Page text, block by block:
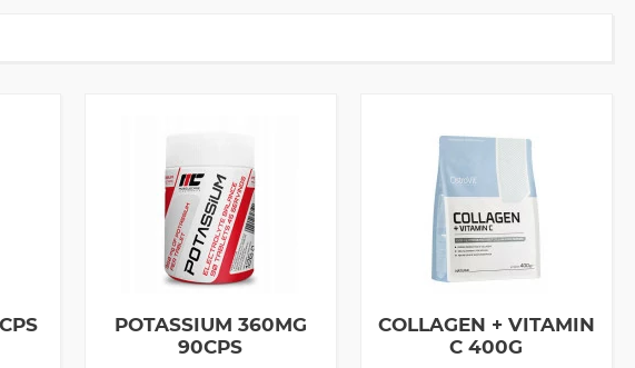
POTASSIUM 360MG
90CPS
COLLAGEN + VITAMIN
C 400G